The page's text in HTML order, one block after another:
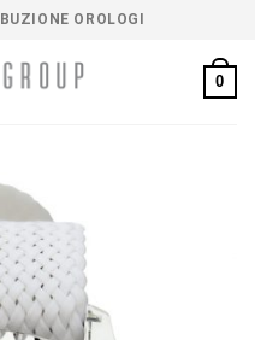
OROLOGI
0